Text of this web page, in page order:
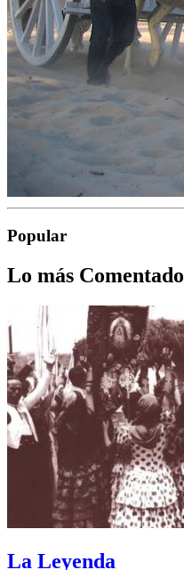
Popular
Lo más Comentado
La Leyenda